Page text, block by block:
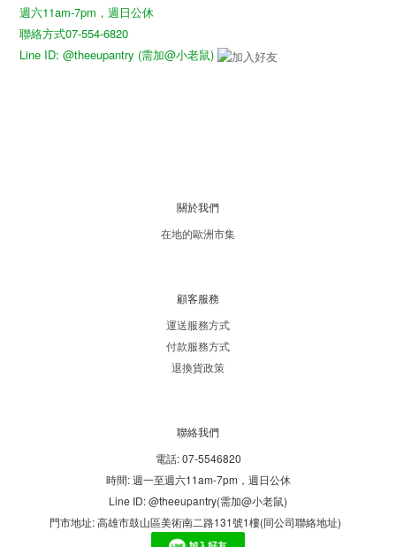
週六11am-7pm，週日公休
聯絡方式07-554-6820
Line ID: @theeupantry (需加@小老鼠)
關於我們
在地的歐洲市集
顧客服務
運送服務方式
付款服務方式
退換貨政策
聯絡我們
電話: 07-5546820
時間: 週一至週六11am-7pm，週日公休
Line ID: @theeupantry(需加@小老鼠)
門市地址: 高雄市鼓山區美術南二路131號1樓(同公司聯絡地址)